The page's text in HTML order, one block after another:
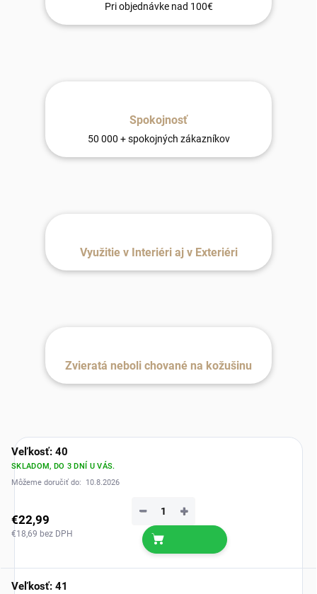
Pri objednávke nad 100€
Spokojnosť
50 000 + spokojných zákazníkov
Využitie v Interiéri aj v Exteriéri
Zvieratá neboli chované na kožušinu
Veľkosť: 40
SKLADOM, DO 3 DNÍ U VÁS.
Môžeme doručiť do:
10.8.2026
€22,99
€18,69 bez DPH
+
−
Veľkosť: 41